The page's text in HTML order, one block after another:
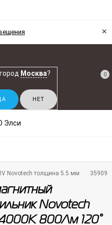
×
Москва? 0
Novotech толщина 5.5 мм
Novotech
800Лм 120°